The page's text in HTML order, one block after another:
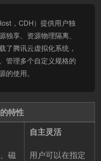
，CDH）提供用户独
独享、资源物理隔离、
了腾讯云虚拟化系统，
管理多个自定义规格的
的使用。
特性
磁
自主灵活
用户可以在指定